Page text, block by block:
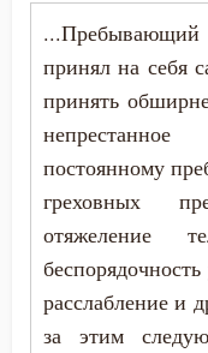
Разум
Рай
Рассеянность
Ревность по Богу
принял на себя
принять
постоянному
греховных
отяжеление
расслабление и
за этим